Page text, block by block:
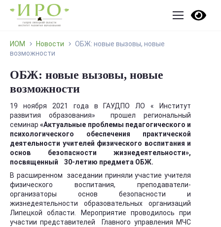
ИОМ Новости
ОБЖ: новые вызовы, новые
возможности
ОБЖ: новые вызовы, новые
возможности
19 ноября 2021 года в ГАУДПО ЛО « Институт
развития образования» прошел региональный
семинар«Актуальные проблемы педагогического и
психологического обеспечения практической
деятельности учителей физического воспитания и
основ безопасности жизнедеятельности»,
посвященный 30-летию предмета ОБЖ.
В расширенном заседании приняли участие учителя
физического воспитания, преподаватели-
организаторы основ безопасности и
жизнедеятельности образовательных организаций
Липецкой области. Мероприятие проводилось при
участии представителей Главного управления МЧС